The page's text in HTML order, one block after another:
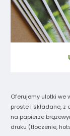
Oferujemy ulotki
proste i składane, z
na papierze
druku (tłoczenie,